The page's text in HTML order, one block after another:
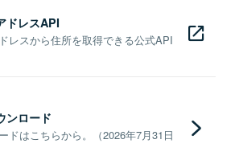
ドレスAPI
レスから住所を取得できる公式API
ンロード
ドはこちらから。（2026年7月31日